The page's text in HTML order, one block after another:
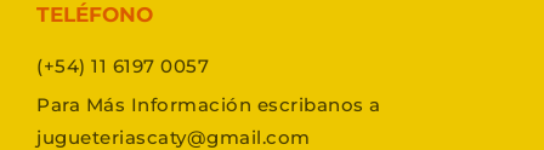
TELÉFONO
(+54) 11 6197 0057
Para Más Información escribanos a
jugueteriascaty@gmail.com